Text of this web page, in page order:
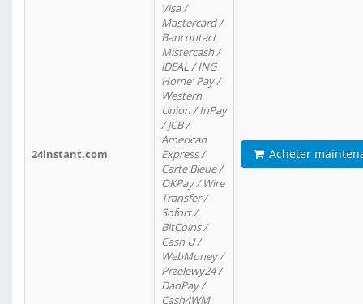
24instant.com
Visa /
Mastercard /
Bancontact
Mistercash /
iDEAL / ING
Home' Pay /
Western
Union / InPay
/ JCB /
American
Express /
Carte Bleue /
OKPay / Wire
Transfer /
Sofort /
BitCoins /
Cash U /
WebMoney /
Przelewy24 /
DaoPay /
Cash4WM
Acheter